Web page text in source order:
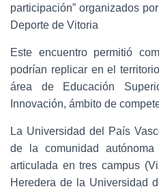
participación” organizados
Deporte de Vitoria
Este encuentro permitió
podrían replicar en el
área de Educación
Innovación, ámbito de
La Universidad del País
de la comunidad
articulada en tres campus
Heredera de la Universidad